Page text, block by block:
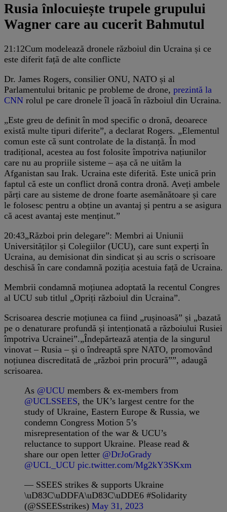
Rusia înlocuiește trupele grupului
Wagner care au cucerit Bahmutul
21:12Cum modelează dronele războiul din Ucraina și ce
este diferit față de alte conflicte
Dr. James Rogers, consilier ONU, NATO și al
Parlamentului britanic pe probleme de drone, prezintă la
CNN rolul pe care dronele îl joacă în războiul din Ucraina.
„Este greu de definit în mod specific o dronă, deoarece
există multe tipuri diferite”, a declarat Rogers. „Elementul
comun este că sunt controlate de la distanță. În mod
tradițional, acestea au fost folosite împotriva națiunilor
care nu au propriile sisteme – așa că ne uităm la
Afganistan sau Irak. Ucraina este diferită. Este unică prin
faptul că este un conflict dronă contra dronă. Aveți ambele
părți care au sisteme de drone foarte asemănătoare și care
le folosesc pentru a obține un avantaj și pentru a se asigura
că acest avantaj este menținut.”
20:43„Război prin delegare”: Membri ai Uniunii
Universităților și Colegiilor (UCU), care sunt experți în
Ucraina, au demisionat din sindicat și au scris o scrisoare
deschisă în care condamnă poziția acestuia față de Ucraina.
Membrii condamnă moțiunea adoptată la recentul Congres
al UCU sub titlul „Opriți războiul din Ucraina”.
Scrisoarea descrie moțiunea ca fiind „rușinoasă” și „bazată
pe o denaturare profundă și intenționată a războiului Rusiei
împotriva Ucrainei”.„Îndepărtează atenția de la singurul
vinovat – Rusia – și o îndreaptă spre NATO, promovând
noțiunea discreditată de „război prin procură””, adaugă
scrisoarea.
As @UCU members & ex-members from
@UCLSSEES, the UK’s largest centre for the
study of Ukraine, Eastern Europe & Russia, we
condemn Congress Motion 5’s
misrepresentation of the war & UCU’s
reluctance to support Ukraine. Please read &
share our open letter @DrJoGrady
@UCL_UCU pic.twitter.com/Mg2kY3SKxm
— SSEES strikes & supports Ukraine
\uD83C\uDDFA\uD83C\uDDE6 #Solidarity
(@SSEESstrikes) May 31, 2023